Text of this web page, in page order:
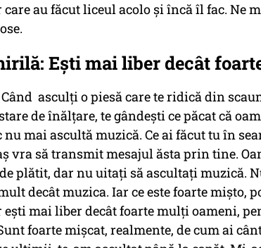
au făcut liceul acolo și încă îl fac. Ne
Ești mai liber decât
Când asculți o piesă care te ridică din
de înălțare, te gândești ce păcat că
mai ascultă muzică. Ce ai făcut tu în
vra să transmit mesajul ăsta prin tine.
plătit, dar nu uitați să ascultați muzică.
decât muzica. Iar ce este foarte mișto,
ești mai liber decât foarte mulți oameni,
foarte mișcat, realmente, de cum ai